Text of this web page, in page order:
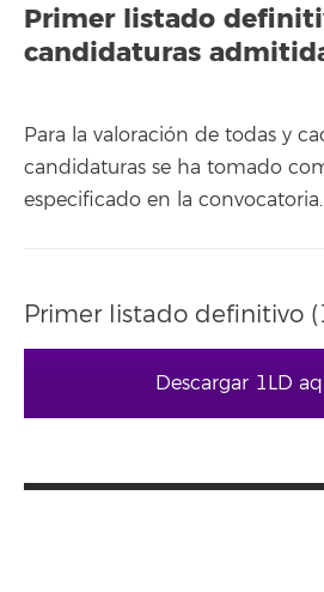
Primer listado
candidaturas
Para la valoración de todas y
candidaturas se ha tomado
especificado en la convocatoria.
Primer listado definitivo
Descargar 1LD